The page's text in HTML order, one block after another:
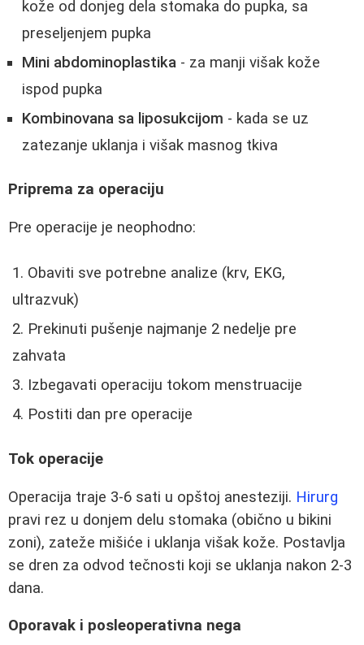
kože od donjeg dela stomaka do pupka, sa
preseljenjem pupka
Mini abdominoplastika - za manji višak kože
ispod pupka
Kombinovana sa liposukcijom - kada se uz
zatezanje uklanja i višak masnog tkiva
Priprema za operaciju
Pre operacije je neophodno:
Obaviti sve potrebne analize (krv, EKG,
ultrazvuk)
Prekinuti pušenje najmanje 2 nedelje pre
zahvata
Izbegavati operaciju tokom menstruacije
Postiti dan pre operacije
Tok operacije
Operacija traje 3-6 sati u opštoj anesteziji. Hirurg
pravi rez u donjem delu stomaka (obično u bikini
zoni), zateže mišiće i uklanja višak kože. Postavlja
se dren za odvod tečnosti koji se uklanja nakon 2-3
dana.
Oporavak i posleoperativna nega